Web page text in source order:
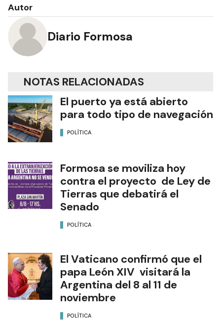
Autor
Diario Formosa
NOTAS RELACIONADAS
El puerto ya está abierto
para todo tipo de navegación
POLÍTICA
Formosa se moviliza hoy
contra el proyecto de Ley de
Tierras que debatirá el
Senado
POLÍTICA
El Vaticano confirmó que el
papa León XIV visitará la
Argentina del 8 al 11 de
noviembre
POLÍTICA